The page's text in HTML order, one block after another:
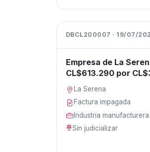
DBCL200007 · 19/07/
Empresa de La
CL$613.290 por
La Serena
Factura impagada
Industria manufacturera
Sin judicializar